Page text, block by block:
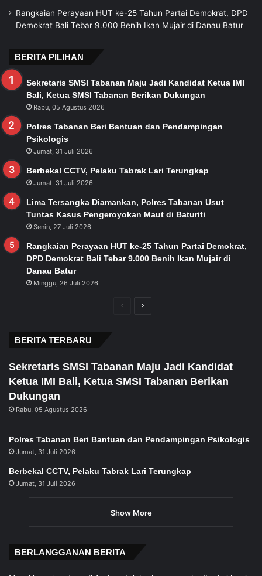
Rangkaian Perayaan HUT ke-25 Tahun Partai Demokrat, DPD
Demokrat Bali Tebar 9.000 Benih Ikan Mujair di Danau Batur
BERITA PILIHAN
Sekretaris SMSI Tabanan Maju Jadi Kandidat Ketua IMI
Bali, Ketua SMSI Tabanan Berikan Dukungan
Rabu, 05 Agustus 2026
Polres Tabanan Beri Bantuan dan Pendampingan
Psikologis
Jumat, 31 Juli 2026
Berbekal CCTV, Pelaku Tabrak Lari Terungkap
Jumat, 31 Juli 2026
Lima Tersangka Diamankan, Polres Tabanan Usut
Tuntas Kasus Pengeroyokan Maut di Baturiti
Senin, 27 Juli 2026
Rangkaian Perayaan HUT ke-25 Tahun Partai Demokrat,
DPD Demokrat Bali Tebar 9.000 Benih Ikan Mujair di
Danau Batur
Minggu, 26 Juli 2026
PreviousNext
BERITA TERBARU
Sekretaris SMSI Tabanan Maju Jadi Kandidat
Ketua IMI Bali, Ketua SMSI Tabanan Berikan
Dukungan
Rabu, 05 Agustus 2026
Polres Tabanan Beri Bantuan dan Pendampingan Psikologis
Jumat, 31 Juli 2026
Berbekal CCTV, Pelaku Tabrak Lari Terungkap
Jumat, 31 Juli 2026
Show More
BERLANGGANAN BERITA